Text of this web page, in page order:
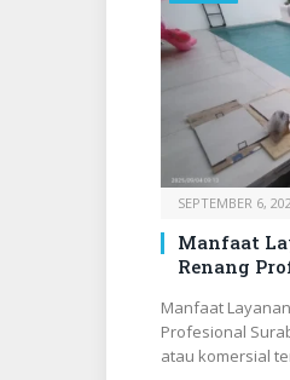
SEPTEMBER 6,
Manfaat
Renang
Manfaat
Profesional
atau komersial